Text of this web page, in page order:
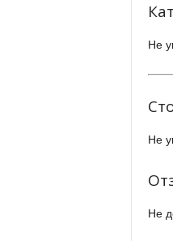
Не
Не
Не